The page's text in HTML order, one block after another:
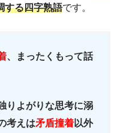
する四字熟語です。
、まったくもって話
りよがりな思考に溺
考えは矛盾撞着以外